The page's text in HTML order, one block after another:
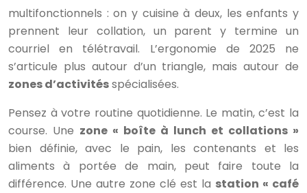
multifonctionnels : on y cuisine à deux, les enfants y
prennent leur collation, un parent y termine un
courriel en télétravail. L’ergonomie de 2025 ne
s’articule plus autour d’un triangle, mais autour de
zones d’activitésspécialisées.
Pensez à votre routine quotidienne. Le matin, c’est la
course. Une zone « boîte à lunch et collations »
bien définie, avec le pain, les contenants et les
aliments à portée de main, peut faire toute la
différence. Une autre zone clé est la station « café